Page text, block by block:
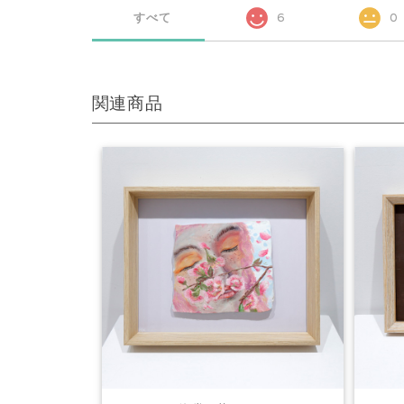
すべて 6 0
関連商品